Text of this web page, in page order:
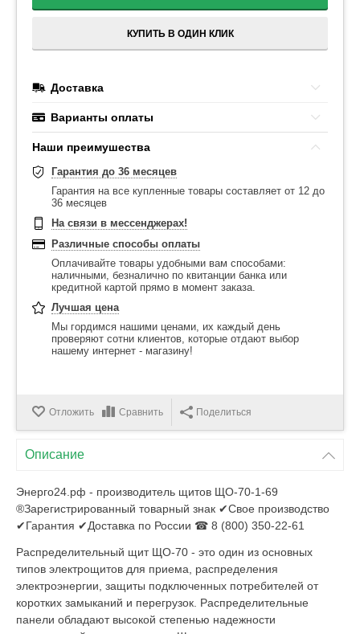
КУПИТЬ В ОДИН КЛИК
Доставка
Варианты оплаты
Наши преимушества
Гарантия до 36 месяцев
Гарантия на все купленные товары составляет от 12 до
36 месяцев
На связи в мессенджерах!
Различные способы оплаты
Оплачивайте товары удобными вам способами:
наличными, безналично по квитанции банка или
кредитной картой прямо в момент заказа.
Лучшая цена
Мы гордимся нашими ценами, их каждый день
проверяют сотни клиентов, которые отдают выбор
нашему интернет - магазину!
Отложить Сравнить Поделиться
Описание
Энерго24.рф - производитель щитов ЩО-70-1-69
®Зарегистрированный товарный знак ✔Свое производство
✔Гарантия ✔Доставка по России ☎ 8 (800) 350-22-61
Распределительный щит ЩО-70 - это один из основных
типов электрощитов для приема, распределения
электроэнергии, защиты подключенных потребителей от
коротких замыканий и перегрузок. Распределительные
панели обладают высокой степенью надежности